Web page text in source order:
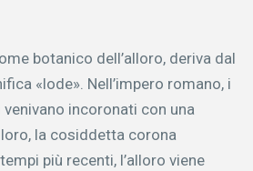
botanico dell’alloro, deriva dal
«lode». Nell’impero romano, i
incoronati con una
la cosiddetta corona
più recenti, l’alloro viene